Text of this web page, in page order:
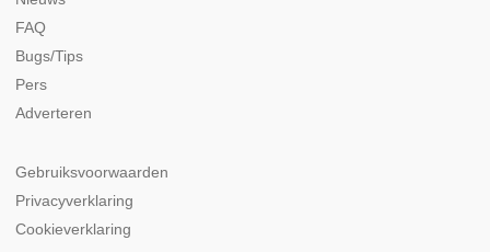
FAQ
Bugs/Tips
Pers
Adverteren
Gebruiksvoorwaarden
Privacyverklaring
Cookieverklaring